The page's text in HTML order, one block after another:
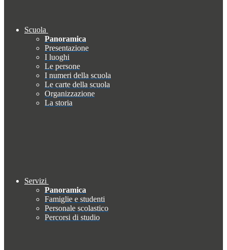
Scuola
Panoramica
Presentazione
I luoghi
Le persone
I numeri della scuola
Le carte della scuola
Organizzazione
La storia
Servizi
Panoramica
Famiglie e studenti
Personale scolastico
Percorsi di studio